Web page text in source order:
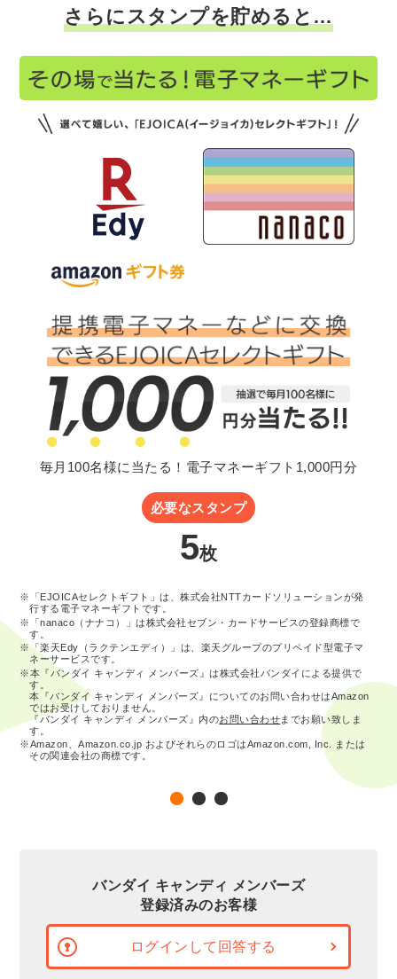
さらにスタンプを貯めると…
毎月100名様に当たる！電子マネーギフト1,000円分
必要なスタンプ
5枚
※「EJOICAセレクトギフト」は、株式会社NTTカードソリューションが発
行する電子マネーギフトです。
※「nanaco（ナナコ）」は株式会社セブン・カードサービスの登録商標で
す。
※「楽天Edy（ラクテンエディ）」は、楽天グループのプリペイド型電子マ
ネーサービスです。
※本『バンダイ キャンディ メンバーズ』は株式会社バンダイによる提供で
す。
本『バンダイ キャンディ メンバーズ』についてのお問い合わせはAmazon
ではお受けしておりません。
『バンダイ キャンディ メンバーズ』内のお問い合わせまでお願い致しま
す。
※Amazon、Amazon.co.jp およびそれらのロゴはAmazon.com, Inc. または
その関連会社の商標です。
バンダイ キャンディ メンバーズ
登録済みのお客様
ログインして回答する